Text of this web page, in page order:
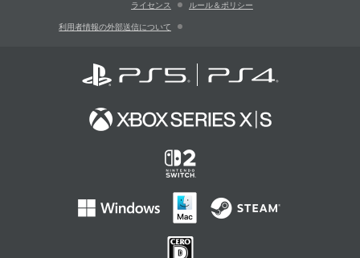
ライセンス ルール＆ポリシー
利用者情報の外部送信について